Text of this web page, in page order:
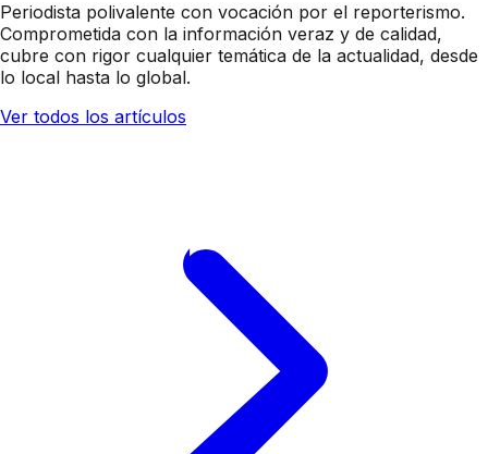
Periodista polivalente con vocación por el reporterismo.
Comprometida con la información veraz y de calidad,
cubre con rigor cualquier temática de la actualidad, desde
lo local hasta lo global.
Ver todos los artículos